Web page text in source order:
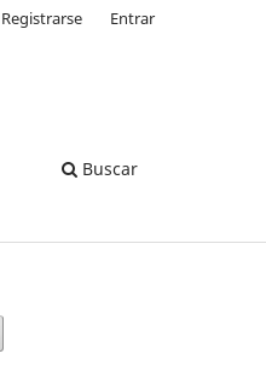
Buscar
Registrarse Entrar